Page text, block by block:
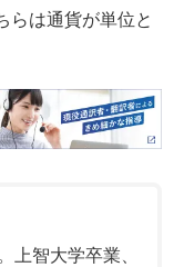
らは通貨が単位と
上智大学卒業、